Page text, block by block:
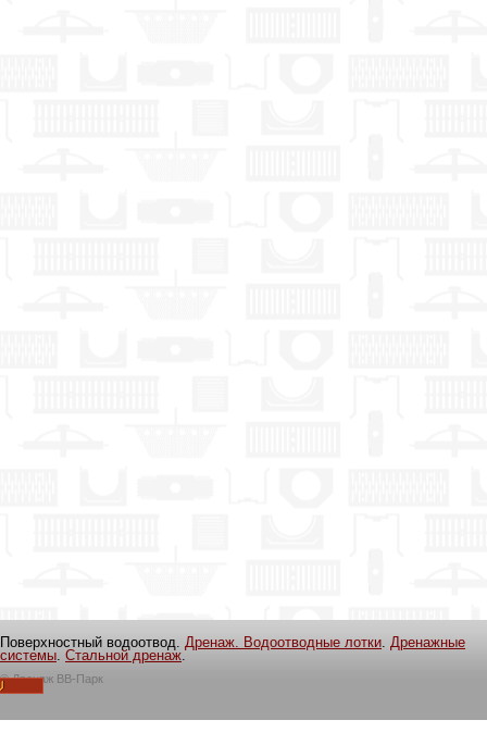
Поверхностный водоотвод. Дренаж. Водоотводные лотки. Дренажные
системы. Стальной дренаж.
©Дренаж ВВ-Парк